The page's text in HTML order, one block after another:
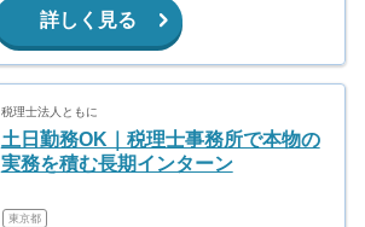
詳しく見る
税理士法人ともに
土日勤務OK｜税理士事務所で本物の
実務を積む長期インターン
東京都